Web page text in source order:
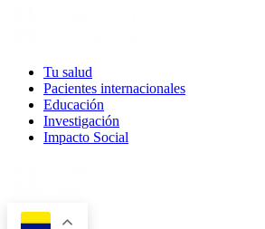
Tu salud
Pacientes internacionales
Educación
Investigación
Impacto Social